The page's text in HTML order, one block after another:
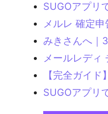
SUGOアプリ
メルレ 確定
みきさんへ｜
メールレディ
【完全ガイ
SUGOアプリ